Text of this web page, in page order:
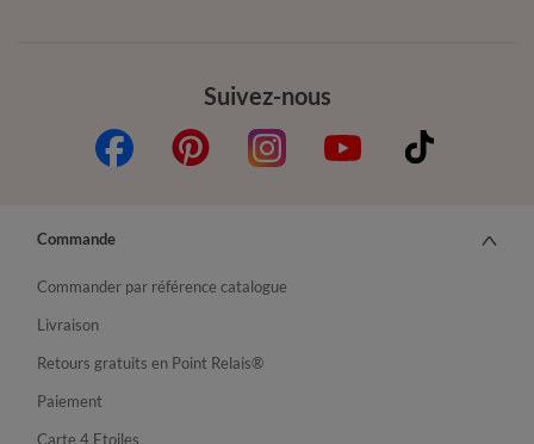
Suivez-nous
Commande
Commander par référence catalogue
Livraison
Retours gratuits en Point Relais®
Paiement
Carte 4 Etoiles